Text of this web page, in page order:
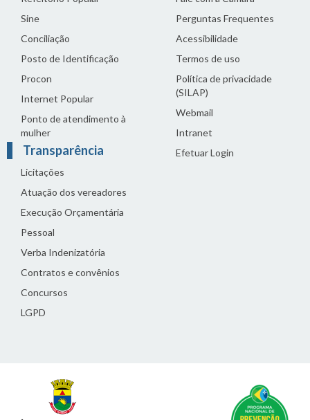
Sine
Conciliação
Posto de Identificação
Procon
Internet Popular
Ponto de atendimento à
mulher
Transparência
Licitações
Atuação dos vereadores
Execução Orçamentária
Pessoal
Verba Indenizatória
Contratos e convênios
Concursos
LGPD
Perguntas Frequentes
Acessibilidade
Termos de uso
Política de privacidade
(SILAP)
Webmail
Intranet
Efetuar Login